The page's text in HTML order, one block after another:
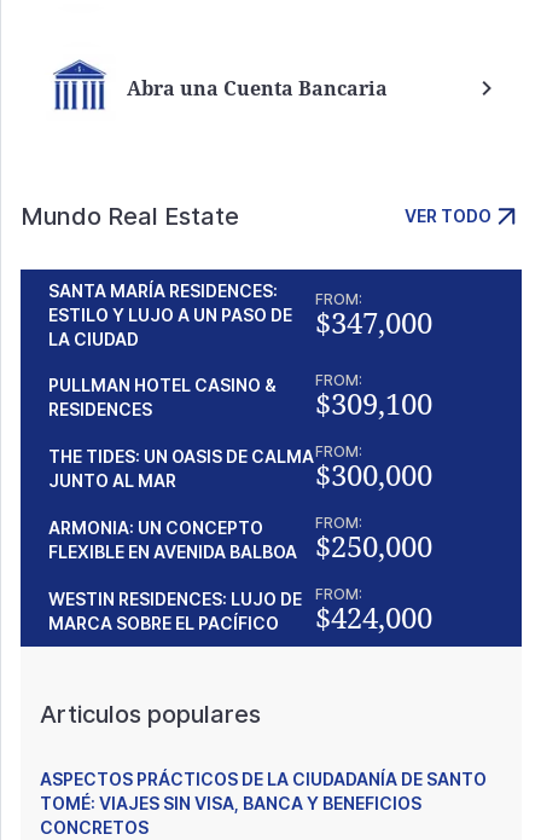
Abra una Cuenta Bancaria
Mundo Real Estate VER TODO
SANTA MARÍA RESIDENCES:
ESTILO Y LUJO A UN PASO DE
LA CIUDAD
FROM:
$347,000
PULLMAN HOTEL CASINO &
RESIDENCES
FROM:
$309,100
THE TIDES: UN OASIS DE CALMA
JUNTO AL MAR
FROM:
$300,000
ARMONIA: UN CONCEPTO
FLEXIBLE EN AVENIDA BALBOA
FROM:
$250,000
WESTIN RESIDENCES: LUJO DE
MARCA SOBRE EL PACÍFICO
FROM:
$424,000
Articulos populares
ASPECTOS PRÁCTICOS DE LA CIUDADANÍA DE SANTO
TOMÉ: VIAJES SIN VISA, BANCA Y BENEFICIOS
CONCRETOS